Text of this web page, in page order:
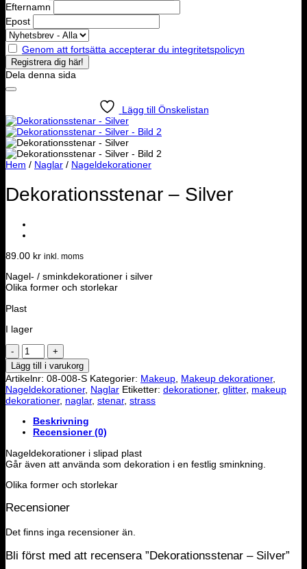
Efternamn
Epost
Genom att fortsätta accepterar du integritetspolicyn
Dela denna sida
Lägg till Önskelistan
Hem / Naglar / Nageldekorationer
Dekorationsstenar – Silver
89.00 kr inkl. moms
Nagel- / sminkdekorationer i silver
Olika former och storlekar
Plast
I lager
Dekorationsstenar
-
Silver
mängd
Lägg till i varukorg
Artikelnr: 08-008-S Kategorier: Makeup Makeup dekorationer,
Nageldekorationer, Naglar Etiketter: dekorationer, glitter, makeup
dekorationer, naglar, stenar, strass
Beskrivning
Recensioner (0)
Nageldekorationer i slipad plast
Går även att använda som dekoration i en festlig sminkning.
Olika former och storlekar
Recensioner
Det finns inga recensioner än.
Bli först med att recensera ”Dekorationsstenar – Silver”